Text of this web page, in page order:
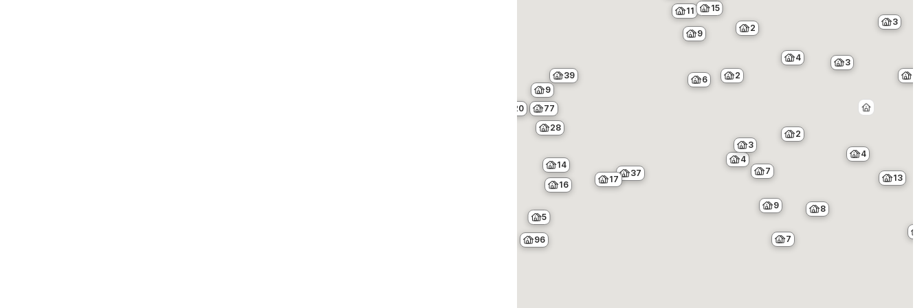
96
77
37
39
28
13
16
14
17
20
11 15
9
7
4
9
7
9
5
3
8
2
4
3
2
6
3
4
2
3